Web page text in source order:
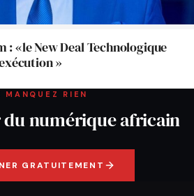
: «le New Deal Technologique
»
MANQUEZ RIEN
du numérique africain
GRATUITEMENT